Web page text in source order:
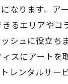
なります。ア
るエリアやコ
シュに役立ち
スにアートを
レンタルサー